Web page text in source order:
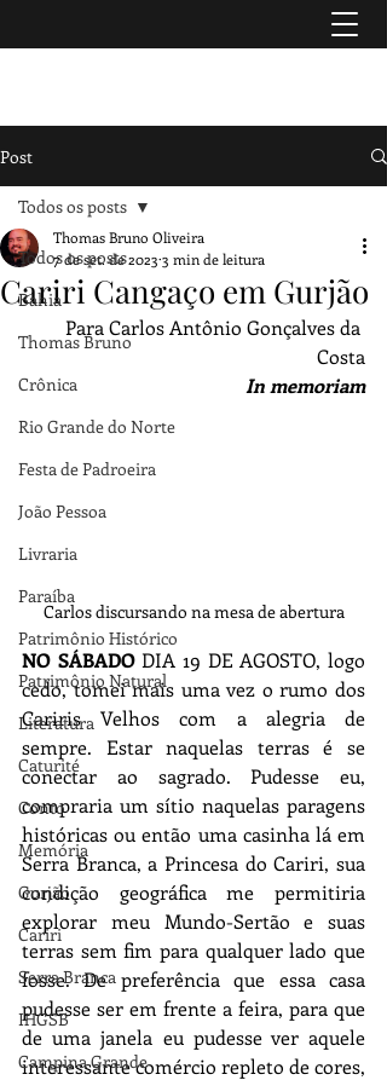
Post
Todos os posts
Bahia
Thomas Bruno
Crônica
Rio Grande do Norte
Festa de Padroeira
João Pessoa
Livraria
Paraíba
Patrimônio Histórico
Patrimônio Natural
Literatura
Caturité
Conto
Memória
Gurjão
Cariri
Serra Branca
IHGSB
Campina Grande
Todos os posts
Cariri Cangaço em Gurjão
Thomas Bruno Oliveira
7 de set. de 2023 3 min de leitura
Para Carlos Antônio Gonçalves da
Costa
In memoriam
Carlos discursando na mesa de abertura
NO SÁBADO DIA 19 DE AGOSTO, logo
cedo, tomei mais uma vez o rumo dos
Cariris Velhos com a alegria de
sempre. Estar naquelas terras é se
conectar ao sagrado. Pudesse eu,
compraria um sítio naquelas paragens
históricas ou então uma casinha lá em
Serra Branca, a Princesa do Cariri, sua
condição geográfica me permitiria
explorar meu Mundo-Sertão e suas
terras sem fim para qualquer lado que
fosse. De preferência que essa casa
pudesse ser em frente a feira, para que
de uma janela eu pudesse ver aquele
interessante comércio repleto de cores,